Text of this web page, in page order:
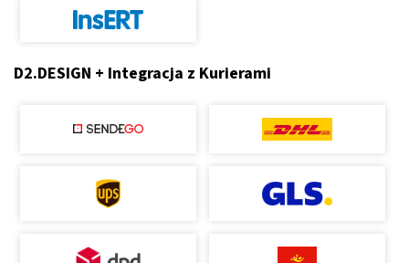
D2.DESIGN + Integracja z Kurierami